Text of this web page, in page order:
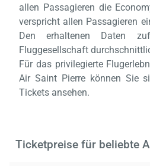
allen Passagieren die
verspricht allen Passagieren
Den erhaltenen Daten
Fluggesellschaft
Für das privilegierte
Air Saint Pierre können Sie
Tickets ansehen.
Ticketpreise für beliebte